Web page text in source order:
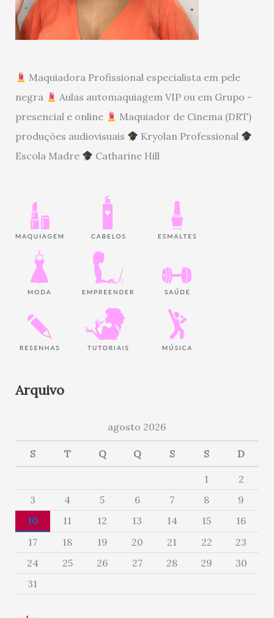
Maquiadora Profissional especialista em pele
negra
Aulas automaquiagem VIP ou em Grupo -
presencial e online
Maquiador de Cinema (DRT)
produções audiovisuais
Kryolan Professional
Escola Madre
Catharine Hill
Arquivo
agosto 2026
S T Q Q S S D
1
2
3
4 5 6 7 8
9
10
11 12 13 14 15
16
17
18 19 20 21 22
23
24
25 26 27 28 29
30
31